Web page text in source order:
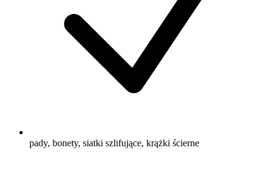
pady, bonety, siatki szlifujące, krążki ścierne